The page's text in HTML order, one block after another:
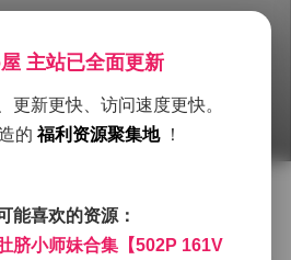
丝模摄影 丝袜
斜斜地洒在海边的礁石上，微
过模特的发梢。这次拍摄的主
主站已全面更新
更新更快、访问速度更快。
的福利资源聚集地 ！
能喜欢的资源：
脐小师妹合集【502P 161V